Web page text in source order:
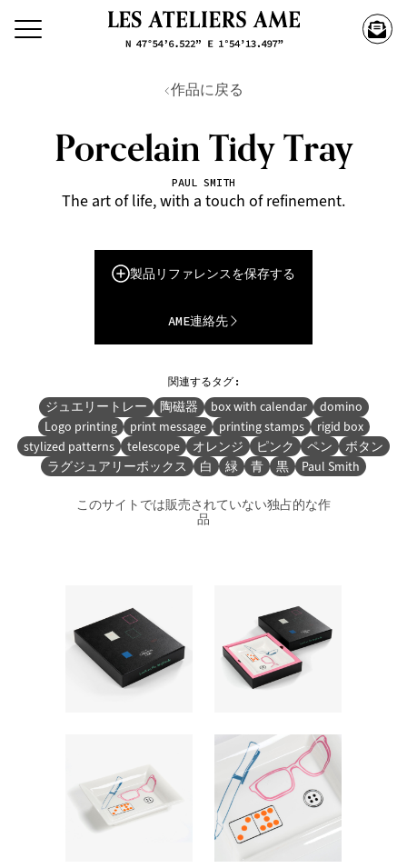
作品に戻る
Porcelain Tidy Tray
PAUL SMITH
The art of life, with a touch of refinement.
製品リファレンスを保存する
AME連絡先
関連するタグ:
ジュエリートレー 陶磁器 box with calendar
domino
Logo printing
print message printing stamps
rigid box
stylized patterns
telescope オレンジ ピンク ペン
ボタン
ラグジュアリーボックス
白 緑 青 黒 Paul Smith
このサイトでは販売されていない独占的な作
品